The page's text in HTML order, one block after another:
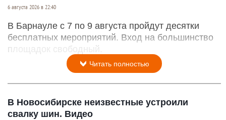
6 августа 2026 в 22:40
В Барнауле с 7 по 9 августа пройдут десятки
бесплатных мероприятий. Вход на большинство
площадок свободный.
Читать полностью
В Новосибирске неизвестные устроили
свалку шин. Видео